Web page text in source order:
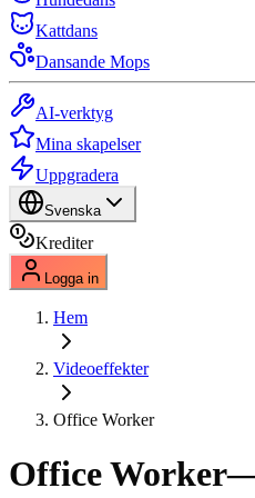
Kattdans
Dansande Mops
AI-verktyg
Mina skapelser
Uppgradera
Svenska
Krediter
Logga in
Hem
Videoeffekter
Office Worker
Office Worker